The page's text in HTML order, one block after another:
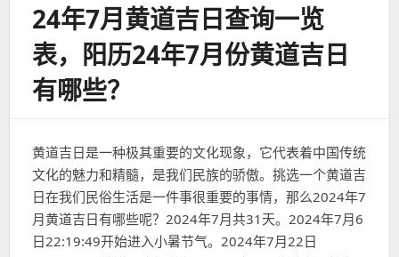
24年7月黄道吉日查询一览
表，阳历24年7月份黄道吉日
有哪些？
黄道吉日是一种极其重要的文化现象，它代表着中国传统
文化的魅力和精髓，是我们民族的骄傲。挑选一个黄道吉
日在我们民俗生活是一件事很重要的事情，那么2024年7
月黄道吉日有哪些呢？2024年7月共31天。2024年7月6
日22:19:49开始进入小暑节气。2024年7月22日